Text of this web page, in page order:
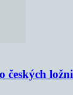
českých